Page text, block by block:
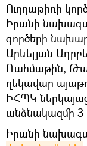
Ուղղաթիռի
Իրանի
գործերի
Արևելյան
Ռահմաթին,
ղեկավար
ԻՀՊԿ
անձնակազմի 3
Իրանի